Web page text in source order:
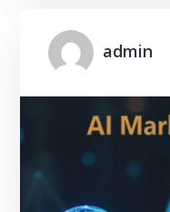
admin